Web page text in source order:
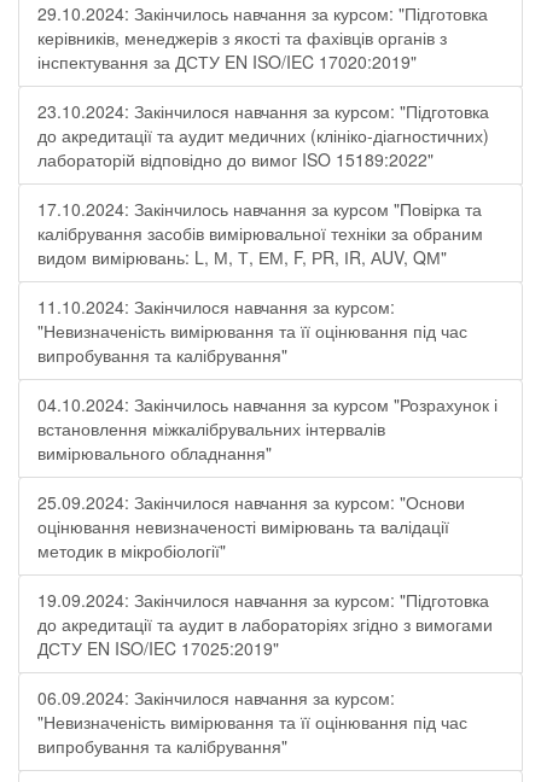
29.10.2024: Закінчилось навчання за курсом: "Підготовка
керівників, менеджерів з якості та фахівців органів з
інспектування за ДСТУ EN ISO/IEC 17020:2019"
23.10.2024: Закінчилося навчання за курсом: "Підготовка
до акредитації та аудит медичних (клініко-діагностичних)
лабораторій відповідно до вимог ISO 15189:2022"
17.10.2024: Закінчилось навчання за курсом "Повірка та
калібрування засобів вимірювальної техніки за обраним
видом вимірювань: L, М, Т, ЕМ, F, РR, ІR, АUV, QМ"
11.10.2024: Закінчилося навчання за курсом:
"Невизначеність вимірювання та її оцінювання під час
випробування та калібрування"
04.10.2024: Закінчилось навчання за курсом "Розрахунок і
встановлення міжкалібрувальних інтервалів
вимірювального обладнання"
25.09.2024: Закінчилося навчання за курсом: "Основи
оцінювання невизначеності вимірювань та валідації
методик в мікробіології"
19.09.2024: Закінчилося навчання за курсом: "Підготовка
до акредитації та аудит в лабораторіях згідно з вимогами
ДСТУ EN ISO/IEC 17025:2019"
06.09.2024: Закінчилося навчання за курсом:
"Невизначеність вимірювання та її оцінювання під час
випробування та калібрування"